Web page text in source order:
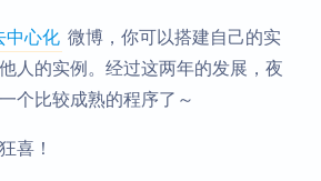
中心化 微博，你可以搭建自己的实
人的实例。经过这两年的发展，夜
个比较成熟的程序了～
喜！